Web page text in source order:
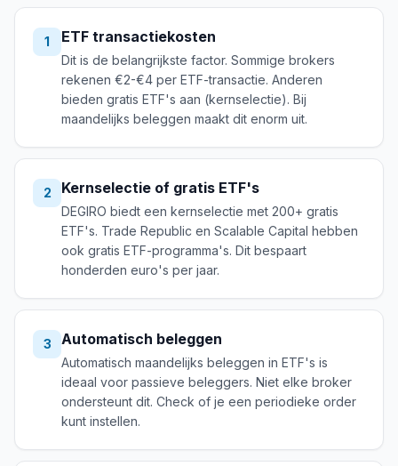
1 ETF transactiekosten
Dit is de belangrijkste factor. Sommige brokers
rekenen €2-€4 per ETF-transactie. Anderen
bieden gratis ETF's aan (kernselectie). Bij
maandelijks beleggen maakt dit enorm uit.
2 Kernselectie of gratis ETF's
DEGIRO biedt een kernselectie met 200+ gratis
ETF's. Trade Republic en Scalable Capital hebben
ook gratis ETF-programma's. Dit bespaart
honderden euro's per jaar.
3 Automatisch beleggen
Automatisch maandelijks beleggen in ETF's is
ideaal voor passieve beleggers. Niet elke broker
ondersteunt dit. Check of je een periodieke order
kunt instellen.